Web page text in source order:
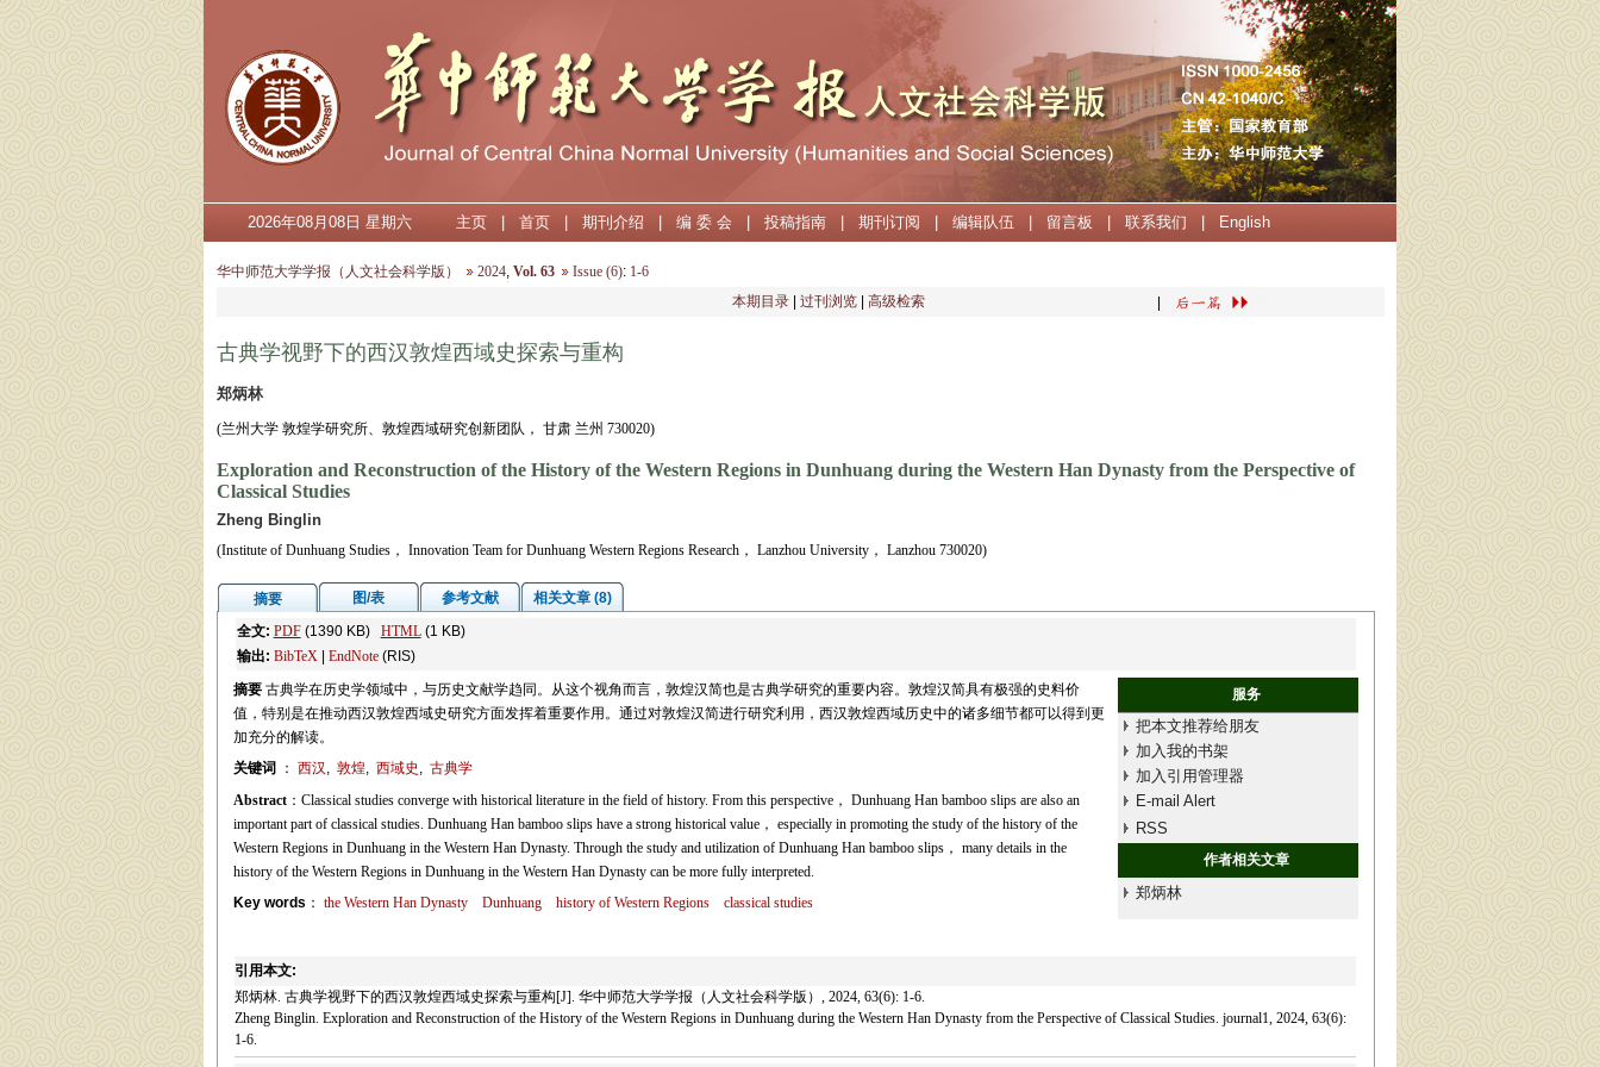
2026年08月08日 星期六 主页 首页 期刊介绍 编 委 会 投稿指南 期刊订阅 编辑队伍 留言板 联系我们 English
华中师范大学学报（人文社会科学版） 2024, Vol. 63 Issue (6):1-6
本期目录
过刊浏览 高级检索
古典学视野下的西汉敦煌西域史探索与重构
郑炳林
(兰州大学 敦煌学研究所、敦煌西域研究创新团队， 甘肃 兰州 730020)
Exploration and Reconstruction of the History of the Western Regions in Dunhuang during the Western Han Dynasty from the Perspective of
Classical Studies
Zheng Binglin
(Institute of Dunhuang Studies， Innovation Team for Dunhuang Western Regions Research， Lanzhou University， Lanzhou 730020)
摘要 图/表 参考文献
相关文章 (8)
全文: PDF(1390 KB) HTML(1 KB)
输出: BibTeX| EndNote(RIS)
摘要 古典学在历史学领域中，与历史文献学趋同。从这个视角而言，敦煌汉简也是古典学研究的重要内容。敦煌汉简具有极强的史料价
值，特别是在推动西汉敦煌西域史研究方面发挥着重要作用。通过对敦煌汉简进行研究利用，西汉敦煌西域历史中的诸多细节都可以得到更
加充分的解读。
服务
把本文推荐给朋友
加入我的书架
加入引用管理器
E-mail Alert
RSS
作者相关文章
郑炳林
关键词 ： 西汉, 敦煌, 西域史 , 古典学
Abstract：Classical studies converge with historical literature in the field of history. From this perspective， Dunhuang Han bamboo slips are also an
important part of classical studies. Dunhuang Han bamboo slips have a strong historical value， especially in promoting the study of the history of the
Western Regions in Dunhuang in the Western Han Dynasty. Through the study and utilization of Dunhuang Han bamboo slips， many details in the
history of the Western Regions in Dunhuang in the Western Han Dynasty can be more fully interpreted.
Key words ： the Western Han Dynasty Dunhuang history of Western Regions classical studies
引用本文:
郑炳林. 古典学视野下的西汉敦煌西域史探索与重构[J]. 华中师范大学学报（人文社会科学版）, 2024, 63(6): 1-6.
Zheng Binglin. Exploration and Reconstruction of the History of the Western Regions in Dunhuang during the Western Han Dynasty from the Perspective of Classical Studies. journal1, 2024, 63(6):
1-6.